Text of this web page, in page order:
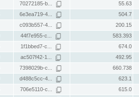
70272185-b... 55.63
6e3ea719-4... 504.7
c093b557-4... 200.15
44f7e955-c... 583.393
1f1bbed7-c... 674.0
ac507f42-1... 492.95
7398029b-c... 660.738
d488c5cc-4... 623.1
706e5110-c... 615.0